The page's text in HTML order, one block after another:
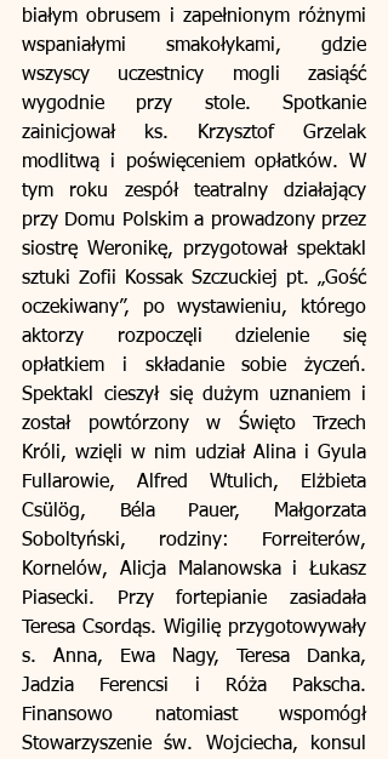
białym obrusem i zapełnionym różnymi
wspaniałymi smakołykami, gdzie
wszyscy uczestnicy mogli zasiąść
wygodnie przy stole. Spotkanie
zainicjował ks. Krzysztof Grzelak
modlitwą i poświęceniem opłatków. W
tym roku zespół teatralny działający
przy Domu Polskim a prowadzony przez
siostrę Weronikę, przygotował spektakl
sztuki Zofii Kossak Szczuckiej pt. „Gość
oczekiwany”, po wystawieniu, którego
aktorzy rozpoczęli dzielenie się
opłatkiem i składanie sobie życzeń.
Spektakl cieszył się dużym uznaniem i
został powtórzony w Święto Trzech
Króli, wzięli w nim udział Alina i Gyula
Fullarowie, Alfred Wtulich, Elżbieta
Csülög, Béla Pauer, Małgorzata
Soboltyński, rodziny: Forreiterów,
Kornelów, Alicja Malanowska i Łukasz
Piasecki. Przy fortepianie zasiadała
Teresa Csordąs. Wigilię przygotowywały
s. Anna, Ewa Nagy, Teresa Danka,
Jadzia Ferencsi i Róża Pakscha.
Finansowo natomiast wspomógł
Stowarzyszenie św. Wojciecha, konsul